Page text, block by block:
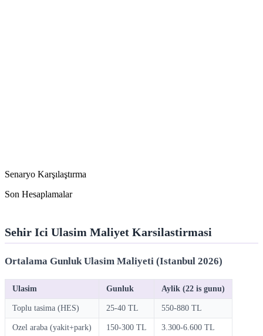
Senaryo Karşılaştırma
Son Hesaplamalar
Sehir Ici Ulasim Maliyet Karsilastirmasi
Ortalama Gunluk Ulasim Maliyeti (Istanbul 2026)
Ulasim Gunluk Aylik (22 is gunu)
Toplu tasima (HES) 25-40 TL 550-880 TL
Ozel araba (yakit+park) 150-300 TL 3.300-6.600 TL